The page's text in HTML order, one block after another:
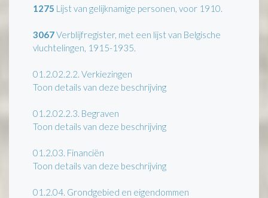
1275 Lijst van gelijknamige personen, voor 1910.
3067Verblijfregister, met een lijst van Belgische
vluchtelingen, 1915-1935.
01.2.02.2.2. Verkiezingen
Toon details van deze beschrijving
01.2.02.2.3. Begraven
Toon details van deze beschrijving
01.2.03. Financiën
Toon details van deze beschrijving
01.2.04. Grondgebied en eigendommen